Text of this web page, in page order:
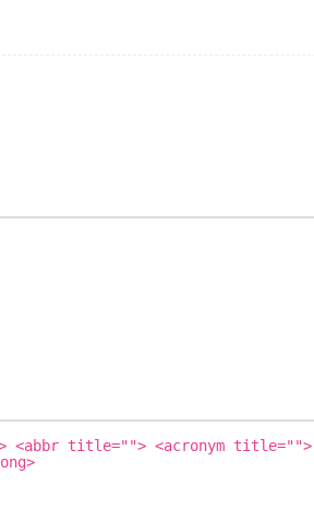
title=""> <acronym title="">